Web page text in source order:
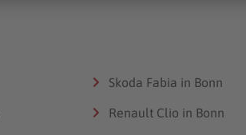
Skoda Fabia in Bonn
Renault Clio in Bonn